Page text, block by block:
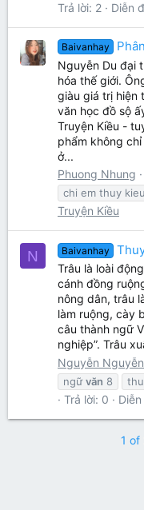
Trả lời: 2 Diễn
Baivanhay
Nguyễn Du đại
hóa thế giới.
giàu giá trị hiện
văn học đồ sộ
Truyện Kiều -
phẩm không
ở...
Phuong Nhung
chi em thuy kieu
Truyện Kiều
N Baivanhay
Trâu là loài
cánh đồng
nông dân, trâu
làm ruộng, cày
câu thành ngữ
nghiệp”. Trâu
Nguyễn Nguyễn
ngữ văn 8
Trả lời: 0
1 of